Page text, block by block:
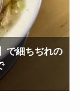
で細ちぢれの